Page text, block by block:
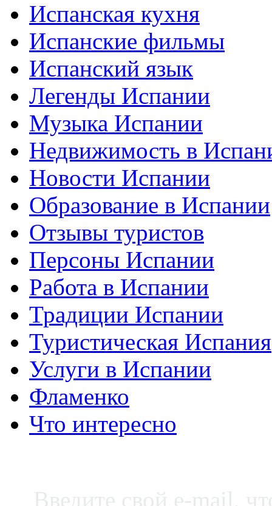
Испанская кухня
Испанские фильмы
Испанский язык
Легенды Испании
Музыка Испании
Недвижимость в
Новости Испании
Образование в Испании
Отзывы туристов
Персоны Испании
Работа в Испании
Традиции Испании
Туристическая Испания
Услуги в Испании
Фламенко
Что интересно